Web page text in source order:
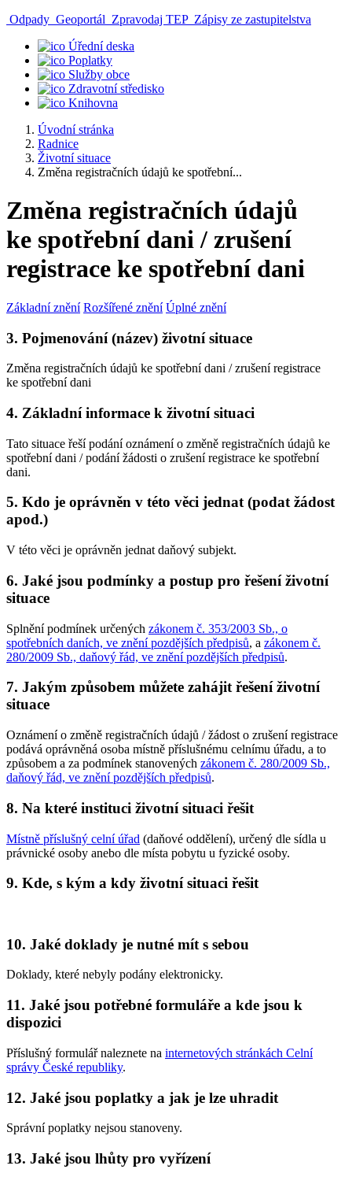
Odpady Geoportál Zpravodaj TEP Zápisy ze zastupitelstva
Úřední deska
Poplatky
Služby obce
Zdravotní středisko
Knihovna
Úvodní stránka
Radnice
Životní situace
Změna registračních údajů ke spotřební...
Změna registračních údajů
ke spotřební dani / zrušení
registrace ke spotřební dani
Základní znění Rozšířené znění Úplné znění
3. Pojmenování (název) životní situace
Změna registračních údajů ke spotřební dani / zrušení registrace
ke spotřební dani
4. Základní informace k životní situaci
Tato situace řeší podání oznámení o změně registračních údajů ke
spotřební dani / podání žádosti o zrušení registrace ke spotřební
dani.
5. Kdo je oprávněn v této věci jednat (podat žádost
apod.)
V této věci je oprávněn jednat daňový subjekt.
6. Jaké jsou podmínky a postup pro řešení životní
situace
Splnění podmínek určených zákonem č. 353/2003 Sb., o
spotřebních daních, ve znění pozdějších předpisů, a zákonem č.
280/2009 Sb., daňový řád, ve znění pozdějších předpisů.
7. Jakým způsobem můžete zahájit řešení životní
situace
Oznámení o změně registračních údajů / žádost o zrušení registrace
podává oprávněná osoba místně příslušnému celnímu úřadu, a to
způsobem a za podmínek stanovených zákonem č. 280/2009 Sb.,
daňový řád, ve znění pozdějších předpisů.
8. Na které instituci životní situaci řešit
Místně příslušný celní úřad (daňové oddělení), určený dle sídla u
právnické osoby anebo dle místa pobytu u fyzické osoby.
9. Kde, s kým a kdy životní situaci řešit
10. Jaké doklady je nutné mít s sebou
Doklady, které nebyly podány elektronicky.
11. Jaké jsou potřebné formuláře a kde jsou k
dispozici
Příslušný formulář naleznete na internetových stránkách Celní
správy České republiky.
12. Jaké jsou poplatky a jak je lze uhradit
Správní poplatky nejsou stanoveny.
13. Jaké jsou lhůty pro vyřízení